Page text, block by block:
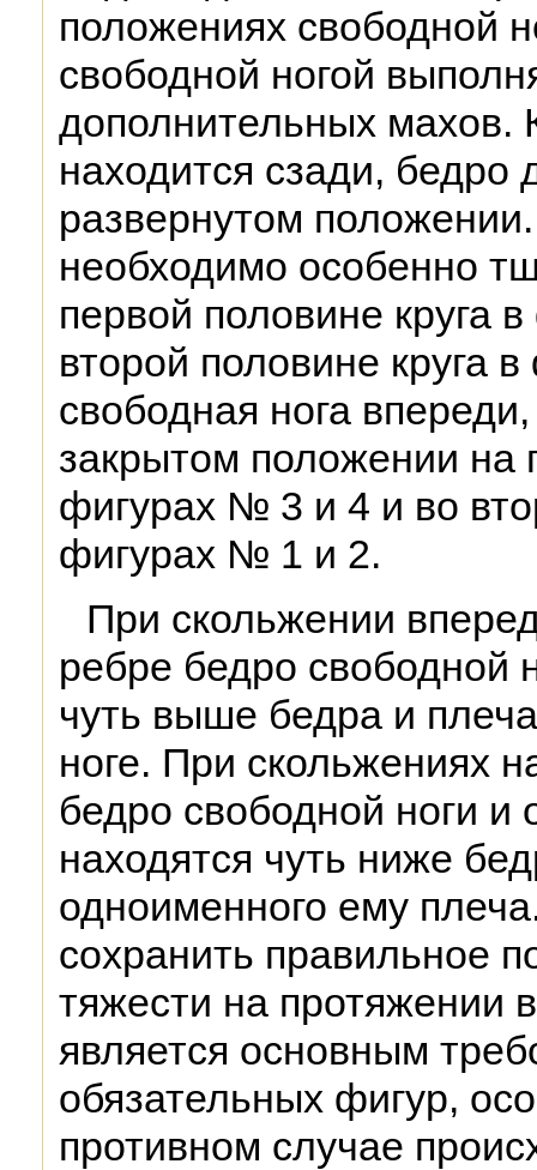
положениях свободной
свободной ногой
дополнительных махов.
находится сзади, бедро
развернутом
необходимо особенно
первой половине круга
второй половине круга
свободная нога
закрытом положении на
фигурах № 3 и 4 и во
фигурах № 1 и 2.
При скольжении
ребре бедро свободной
чуть выше бедра и
ноге. При скольжениях
бедро свободной ноги
находятся чуть ниже
одноименного ему
сохранить правильное
тяжести на протяжении
является основным
обязательных фигур,
противном случае